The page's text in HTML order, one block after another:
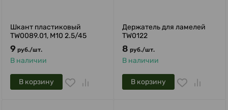
Шкант пластиковый
TW0089.01, М10 2.5/45
9 руб./шт.
В наличии
В корзину
Держатель для ламелей
TW0122
8 руб./шт.
В наличии
В корзину